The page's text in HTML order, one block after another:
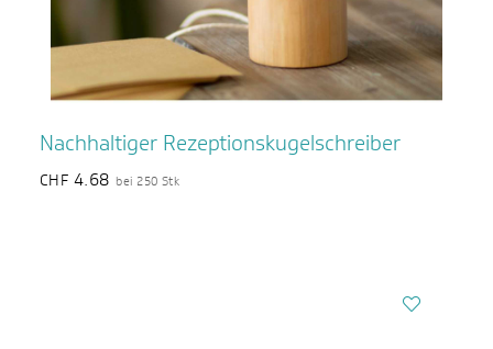
Nachhaltiger Rezeptionskugelschreiber
CHF 4.68 bei 250 Stk